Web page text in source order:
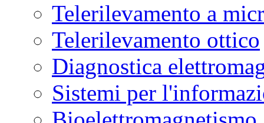
Telerilevamento a
Telerilevamento ottico
Diagnostica
Sistemi per